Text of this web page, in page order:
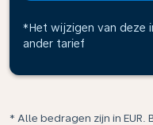
*Het wijzigen van deze
ander tarief
* Alle bedragen zijn in